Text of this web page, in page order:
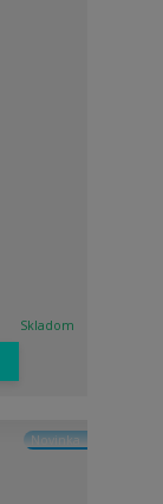
Skladom
Novinka